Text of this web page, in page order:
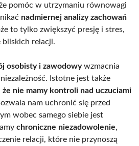
pomóc w utrzymaniu równowagi
nadmiernej analizy zachowań
to tylko zwiększyć presję i stres,
relacji.
osobisty i zawodowywzmacnia
Istotne jest także
nie mamy kontroli nad uczuciami
nam uchronić się przed
wobec samego siebie jest
chroniczne niezadowolenie,
relacji, które nie przynoszą